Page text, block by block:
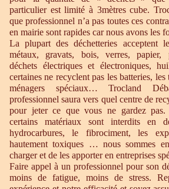
particulier est limité à 3mètres cube.
que professionnel n’a pas toutes ces
en mairie sont rapides car nous avons les
La plupart des déchetteries acceptent
métaux, gravats, bois, verres, papier,
déchets électriques et électroniques,
certaines ne recyclent pas les batteries,
ménagers spéciaux… Trocland
professionnel saura vers quel centre de
pour jeter ce que vous ne gardez pas.
certains matériaux sont interdits en
hydrocarbures, le fibrociment, les
hautement toxiques … nous sommes
charger et de les apporter en entreprises
Faire appel à un professionnel pour son
moins de fatigue, moins de stress.